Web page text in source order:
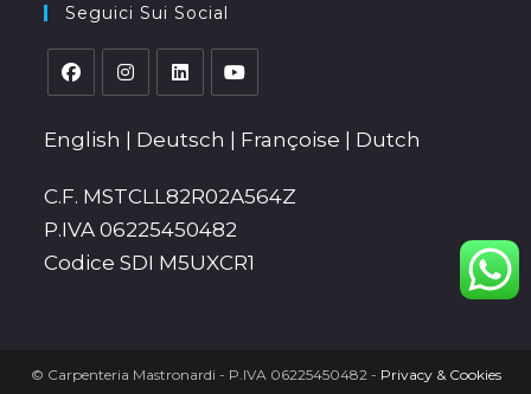
Seguici Sui Social
in
new
in
new
in
new
in
new
English | Deutsch | Françoise | Dutch
C.F. MSTCLL82R02A564Z
P.IVA 06225450482
Codice SDI M5UXCR1
© Carpenteria Mastronardi - P.IVA 06225450482 - Privacy & Cookies